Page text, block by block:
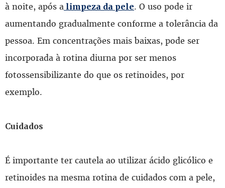
à noite, após a limpeza da pele. O uso pode ir
aumentando gradualmente conforme a tolerância da
pessoa. Em concentrações mais baixas, pode ser
incorporada à rotina diurna por ser menos
fotossensibilizante do que os retinoides, por
exemplo.
Cuidados
É importante ter cautela ao utilizar ácido glicólico e
retinoides na mesma rotina de cuidados com a pele,